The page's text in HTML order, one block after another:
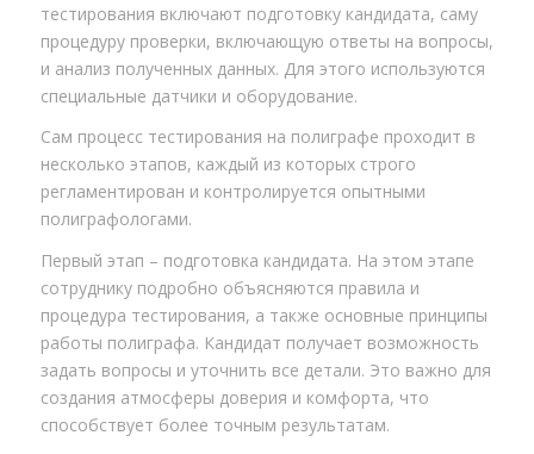
тестирования включают подготовку кандидата, саму
процедуру проверки, включающую ответы на вопросы,
и анализ полученных данных. Для этого используются
специальные датчики и оборудование.
Сам процесс тестирования на полиграфе проходит в
несколько этапов, каждый из которых строго
регламентирован и контролируется опытными
полиграфологами.
Первый этап – подготовка кандидата. На этом этапе
сотруднику подробно объясняются правила и
процедура тестирования, а также основные принципы
работы полиграфа. Кандидат получает возможность
задать вопросы и уточнить все детали. Это важно для
создания атмосферы доверия и комфорта, что
способствует более точным результатам.